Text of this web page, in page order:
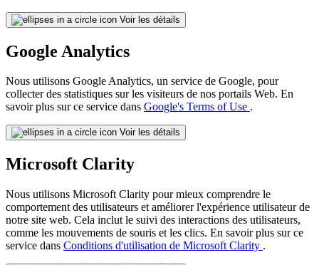
Voir les détails
Google Analytics
Nous utilisons Google Analytics, un service de Google, pour
collecter des statistiques sur les visiteurs de nos portails Web. En
savoir plus sur ce service dans Google's Terms of Use .
Voir les détails
Microsoft Clarity
Nous utilisons Microsoft Clarity pour mieux comprendre le
comportement des utilisateurs et améliorer l'expérience utilisateur de
notre site web. Cela inclut le suivi des interactions des utilisateurs,
comme les mouvements de souris et les clics. En savoir plus sur ce
service dans Conditions d'utilisation de Microsoft Clarity .